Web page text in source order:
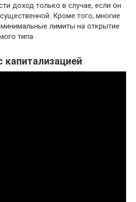
доход только в случае, если он
Кроме того, многие
лимиты на открытие
типа.
капитализацией